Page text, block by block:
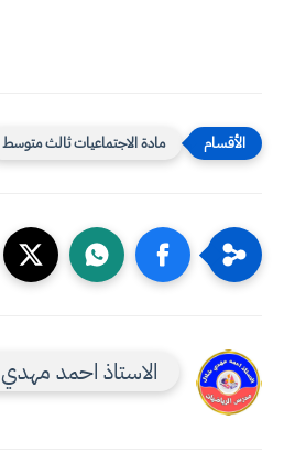
مادة الاجتماعيات ثالث متوسط
الاستاذ احمد مهدي 1